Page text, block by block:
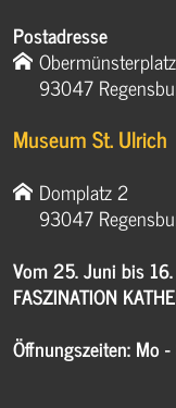
Postadresse
93047
Museum St. Ulrich
Domplatz 2
93047
Vom 25. Juni bis
FASZINATION
Öffnungszeiten: Mo